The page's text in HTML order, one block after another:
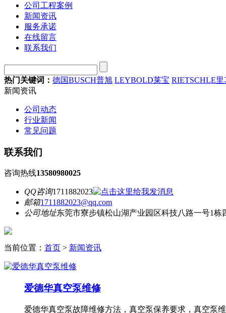
公司工程案例
新闻资讯
服务承诺
在线留言
联系我们
热门关键词： 德国BUSCH普旭 LEYBOLD莱宝 RIETSCHLE里
新闻资讯
公司动态
行业新闻
常见问题
联系我们
咨询热线13580980025
QQ咨询1711882023
邮箱1711882023@qq.com
公司地址东莞市寮步镇松山湖产业园区科技八路一号1栋
当前位置： 首页 > 新闻资讯
爱德华真空泵维修
爱德华真空泵故障维修方法，真空泵保养要求，真空泵